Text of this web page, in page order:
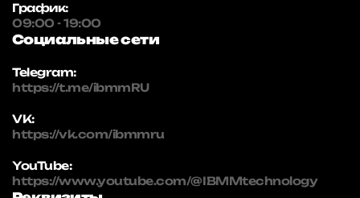
График:
09:00 - 19:00
Социальные сети
Telegram:
https://t.me/ibmmRU
VK:
https://vk.com/ibmmru
YouTube:
https://www.youtube.com/@IBMMtechnology